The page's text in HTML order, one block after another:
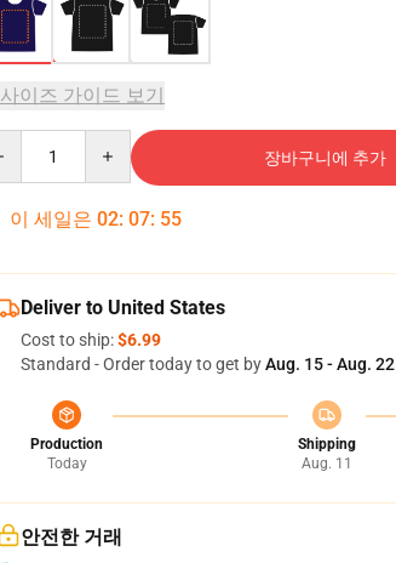
사이즈 가이드 보기
장바구니에 추가
이 세일은 02: 07: 54
Deliver to United States
Cost to ship:$6.99
Standard - Order today to get byAug. 15 - Aug. 22
Production
Today
Shipping
Aug. 11
안전한 거래